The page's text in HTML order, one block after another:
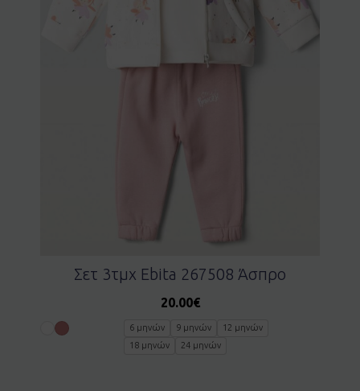
Σετ 3τμχ Ebita 267508 Άσπρο
20.00€
6 μηνών 9 μηνών
12 μηνών
18 μηνών
24 μηνών